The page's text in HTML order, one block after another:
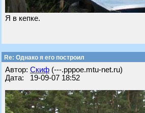
Я в кепке.
Re: Однако я его построил
Автор: Скиф (---.pppoe.mtu-net.ru)
Дата: 19-09-07 18:52